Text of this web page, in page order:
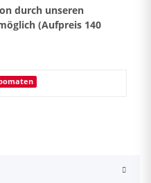
durch unseren
(Aufpreis 140